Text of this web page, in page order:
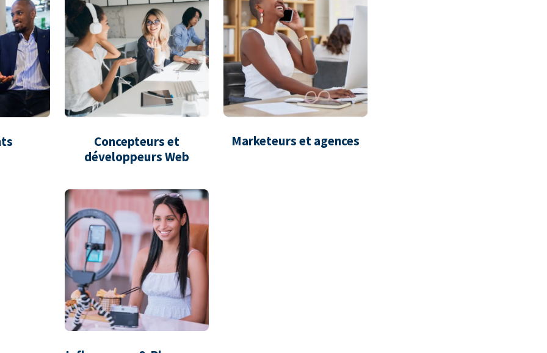
Concepteurs et
développeurs Web
Marketeurs et agences